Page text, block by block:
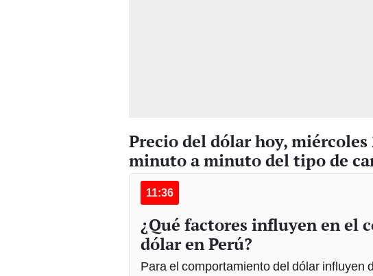
Precio del dólar hoy,
minuto a minuto del tipo de
11:36
¿Qué factores influyen en el
dólar en Perú?
Para el comportamiento del dólar influyen